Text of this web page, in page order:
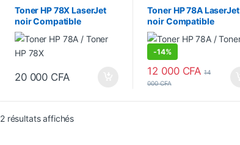
Toner HP 78X LaserJet
noir Compatible
Prémium(CE278X) –
3000 Pages
20 000 CFA
Toner HP 78A LaserJet
noir Compatible
Prémium (CE278A) –
2100 Pages
-14%
12 000 CFA 14
000CFA
2 résultats affichésTrié du plus récent au plus ancien